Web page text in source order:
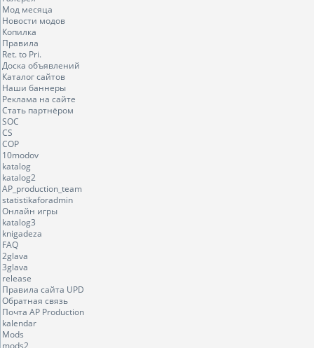
Мод месяца
Новости модов
Копилка
Правила
Ret. to Pri.
Доска объявлений
Каталог сайтов
Наши баннеры
Реклама на сайте
Стать партнёром
SOC
CS
COP
10modov
katalog
katalog2
AP_production_team
statistikaforadmin
Онлайн игры
katalog3
knigadeza
FAQ
2glava
3glava
release
Правила сайта UPD
Обратная связь
Почта AP Production
kalendar
Mods
mods2